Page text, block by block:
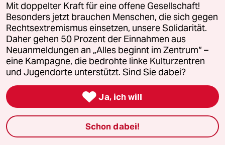
© 2026 taz Verlags und Vertriebs GmbH
Alle Rechte vorbehalten. Bei rechtlichen Fragen oder für Genehmigungen
wenden Sie sich bitte anlizenzen@taz.de
Feedback Redaktionsstatut Kommune-Richtlinien
Leitlinie Datenschutz Impressum
Seitenwende Einwilligungen widerrufen (Ads)
Mit doppelter Kraft für eine offene Gesellschaft!
Besonders jetzt brauchen Menschen, die sich gegen
Rechtsextremismus einsetzen, unsere Solidarität.
Daher gehen 50 Prozent der Einnahmen aus
Neuanmeldungen an „Alles beginnt im Zentrum“ –
eine Kampagne, die bedrohte linke Kulturzentren
und Jugendorte unterstützt. Sind Sie dabei?
 Ja, ich will
Schon dabei!